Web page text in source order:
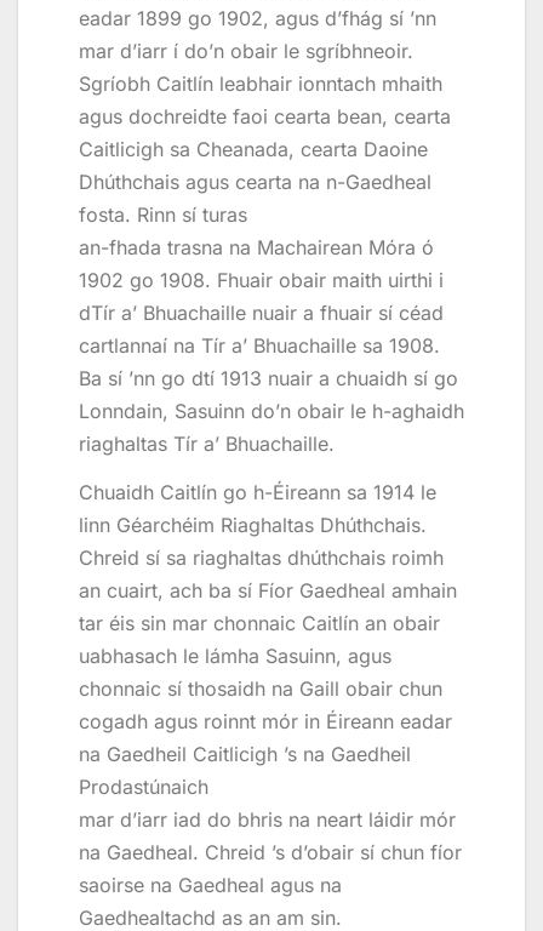
eadar 1899 go 1902, agus d’fhág sí ’nn
mar d’iarr í do’n obair le sgríbhneoir.
Sgríobh Caitlín leabhair ionntach mhaith
agus dochreidte faoi cearta bean, cearta
Caitlicigh sa Cheanada, cearta Daoine
Dhúthchais agus cearta na n-Gaedheal
fosta. Rinn sí turas
an-fhada trasna na Machairean Móra ó
1902 go 1908. Fhuair obair maith uirthi i
dTír a’ Bhuachaille nuair a fhuair sí céad
cartlannaí na Tír a’ Bhuachaille sa 1908.
Ba sí ’nn go dtí 1913 nuair a chuaidh sí go
Lonndain, Sasuinn do’n obair le h-aghaidh
riaghaltas Tír a’ Bhuachaille.
Chuaidh Caitlín go h-Éireann sa 1914 le
linn Géarchéim Riaghaltas Dhúthchais.
Chreid sí sa riaghaltas dhúthchais roimh
an cuairt, ach ba sí Fíor Gaedheal amhain
tar éis sin mar chonnaic Caitlín an obair
uabhasach le lámha Sasuinn, agus
chonnaic sí thosaidh na Gaill obair chun
cogadh agus roinnt mór in Éireann eadar
na Gaedheil Caitlicigh ’s na Gaedheil
Prodastúnaich
mar d’iarr iad do bhris na neart láidir mór
na Gaedheal. Chreid ’s d’obair sí chun fíor
saoirse na Gaedheal agus na
Gaedhealtachd as an am sin.